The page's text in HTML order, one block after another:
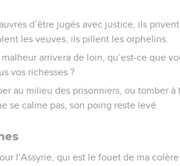
d’être jugés avec justice, ils
les veuves, ils pillent les orphelins.
arrivera de loin, qu’est-ce que
vos richesses ?
au milieu des prisonniers, ou tomber à
se calme pas, son poing reste levé.
l’Assyrie, qui est le fouet de ma